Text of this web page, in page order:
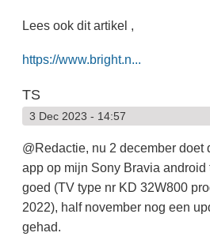
Lees ook dit artikel ,
https://www.bright.n...
TS
3 Dec 2023 - 14:57
@Redactie, nu 2 december doet
app op mijn Sony Bravia android
goed (TV type nr KD 32W800
2022), half november nog een
gehad.